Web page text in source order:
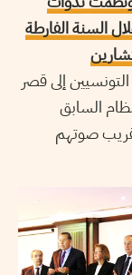
السنة الفارطة
التونسيين إلى قصر
السابق
صوتهم